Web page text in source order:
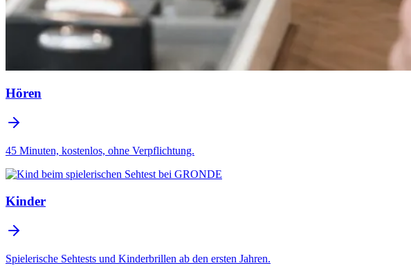
Hören
45 Minuten, kostenlos, ohne Verpflichtung.
Kinder
Spielerische Sehtests und Kinderbrillen ab den ersten Jahren.